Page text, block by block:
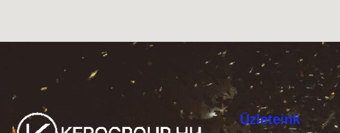
Üzleteink